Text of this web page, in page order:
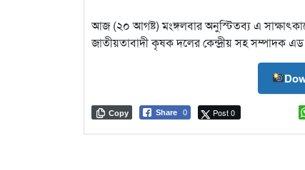
আজ (২০ আগষ্ট) মংঙ্গলবার অনুস্টিতব্য এ
জাতীয়তাবাদী কৃষক দলের কেন্দ্রীয় সহ সম্পাদক
Share 0 Post 0
Copy